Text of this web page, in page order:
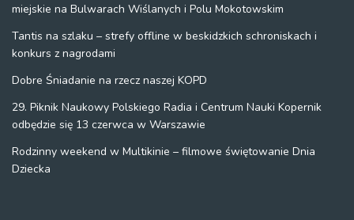
miejskie na Bulwarach Wiślanych i Polu Mokotowskim
Tantis na szlaku – strefy offline w beskidzkich schroniskach i
konkurs z nagrodami
Dobre Śniadanie na rzecz naszej KOPD
29. Piknik Naukowy Polskiego Radia i Centrum Nauki Kopernik
odbędzie się 13 czerwca w Warszawie
Rodzinny weekend w Multikinie – filmowe świętowanie Dnia
Dziecka